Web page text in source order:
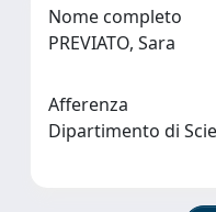
Nome completo
PREVIATO, Sara
Afferenza
Dipartimento di